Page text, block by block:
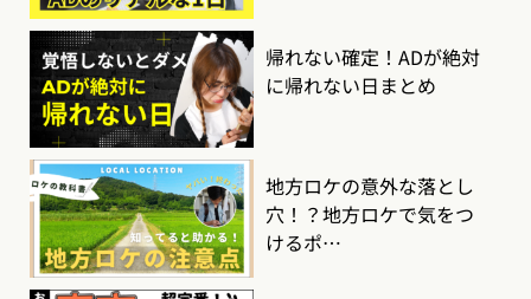
帰れない確定！ADが絶対
に帰れない日まとめ
地方ロケの意外な落とし
穴！？地方ロケで気をつ
けるポ…